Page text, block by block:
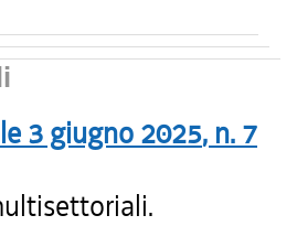
3 giugno 2025, n. 7